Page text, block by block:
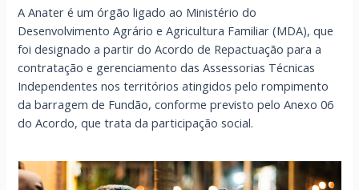
A Anater é um órgão ligado ao Ministério do
Desenvolvimento Agrário e Agricultura Familiar (MDA), que
foi designado a partir do Acordo de Repactuação para a
contratação e gerenciamento das Assessorias Técnicas
Independentes nos territórios atingidos pelo rompimento
da barragem de Fundão, conforme previsto pelo Anexo 06
do Acordo, que trata da participação social.